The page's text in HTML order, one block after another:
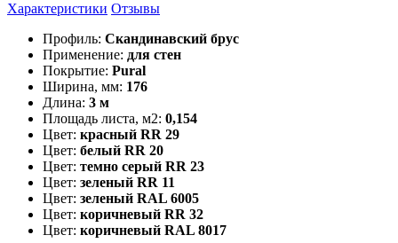
Характеристики Отзывы
Профиль: Скандинавский брус
Применение: для стен
Покрытие: Pural
Ширина, мм: 176
Длина: 3 м
Площадь листа, м2: 0,154
Цвет: красный RR 29
Цвет: белый RR 20
Цвет: темно серый RR 23
Цвет: зеленый RR 11
Цвет: зеленый RAL 6005
Цвет: коричневый RR 32
Цвет: коричневый RAL 8017